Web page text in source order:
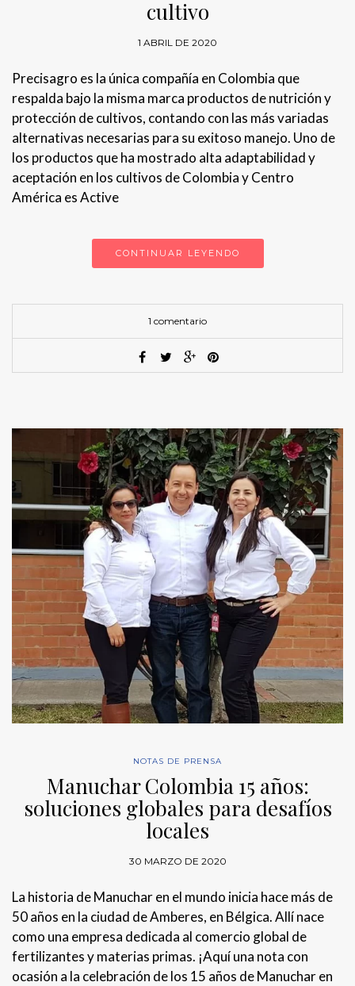
cultivo
1 ABRIL DE 2020
Precisagro es la única compañía en Colombia que
respalda bajo la misma marca productos de nutrición y
protección de cultivos, contando con las más variadas
alternativas necesarias para su exitoso manejo. Uno de
los productos que ha mostrado alta adaptabilidad y
aceptación en los cultivos de Colombia y Centro
América es Active
CONTINUAR LEYENDO
1 comentario
NOTAS DE PRENSA
Manuchar Colombia 15 años:
soluciones globales para desafíos
locales
30 MARZO DE 2020
La historia de Manuchar en el mundo inicia hace más de
50 años en la ciudad de Amberes, en Bélgica. Allí nace
como una empresa dedicada al comercio global de
fertilizantes y materias primas. ¡Aquí una nota con
ocasión a la celebración de los 15 años de Manuchar en